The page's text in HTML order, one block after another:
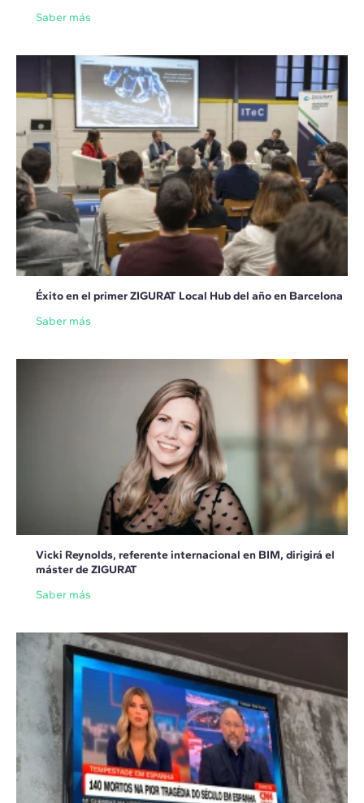
Saber más
Éxito en el primer ZIGURAT Local Hub del año en Barcelona
Saber más
Vicki Reynolds, referente internacional en BIM, dirigirá el
máster de ZIGURAT
Saber más